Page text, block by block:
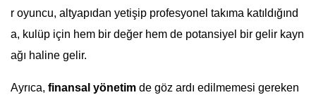
r oyuncu, altyapıdan yetişip profesyonel takıma katıldığınd
a, kulüp için hem bir değer hem de potansiyel bir gelir kayn
ağı haline gelir.
Ayrıca, finansal yönetim de göz ardı edilmemesi gereken